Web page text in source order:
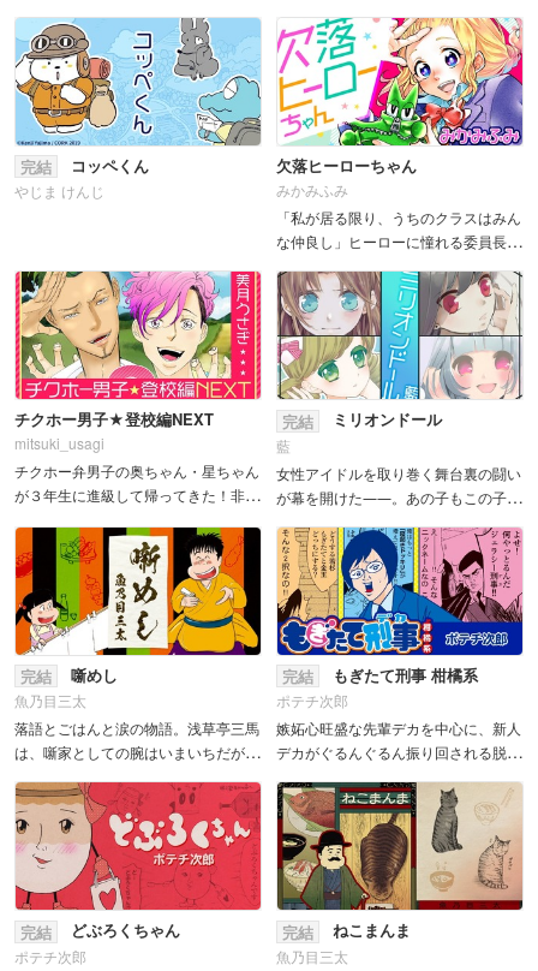
な音が...。そっとドアを覗いてみる
と、首を噛まれ大怪我をしたトモミの
姿があった...! ...
みは、バラエティに富んだ駅弁と
酒!! 全国各地の風光に想いを馳せ...
完結 コッペくん
やじま けんじ
欠落ヒーローちゃん
みかみふみ
「私が居る限り、うちのクラスはみん
な仲良し」ヒーローに憧れる委員長、
でも『さわやか3組』。水と油の関係
の ヤンキークラス、『夜露死苦4組』
とだってきっと仲良...
チクホー男子★登校編NEXT
mitsuki_usagi
チクホー弁男子の奥ちゃん・星ちゃん
が３年生に進級して帰ってきた！非モ
ムキラーの星ちゃんが織りなすゆる～
いノンツッコミトークは３年生になっ
ても健在。止まらない方言男子の...
完結 ミリオンドール
藍
女性アイドルを取り巻く舞台裏の闘い
が幕を開けた――。あの子もこの子も
がれるわけじゃない...。キュートで熾
烈な闘いがここに繰り広げられる！ア
イドルをネットの...
完結 噺めし
魚乃目三太
落語とごはんと涙の物語。浅草亭三馬
は、噺家としての腕はいまいちだが、
もに切り盛りする小料理屋では、美味
なる料理が生み出される！ 食漫画の
名手・魚乃...
完結 もぎたて刑事 柑橘系
ポテチ次郎
嫉妬心旺盛な先輩デカを中心に、新人
デカがぐるんぐるん振り回される脱力
杉一平。配属先で彼を待ち受けていた
のは、 家庭不和に悩む刑事課長「ボ
ス」と...
完結 どぶろくちゃん
ポテチ次郎
完結 ねこまんま
魚乃目三太